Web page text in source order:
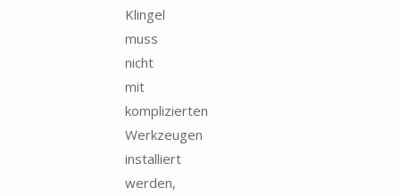
Klingel
muss
nicht
mit
komplizierten
Werkzeugen
installiert
werden,